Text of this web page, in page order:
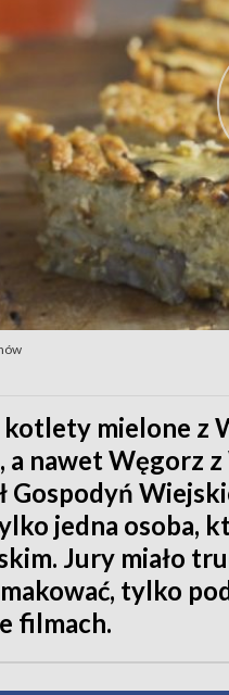
mielone z
a nawet Węgorz
Gospodyń
jedna osoba,
Jury miało
tylko
filmach.